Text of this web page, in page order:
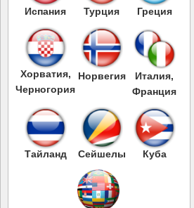
Испания Турция Греция
Хорватия,
Черногория
Норвегия
Италия,
Франция
Тайланд Сейшелы Куба